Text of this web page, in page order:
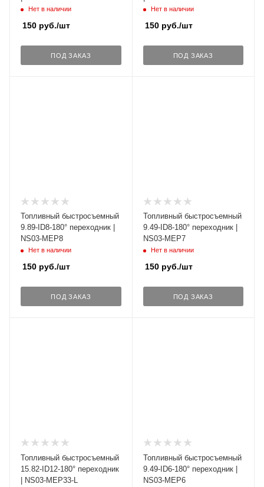
Нет в наличии
150 руб./шт
ПОД ЗАКАЗ
Нет в наличии
150руб./шт
ПОД ЗАКАЗ
Топливный быстросъемный
9.89-ID8-180° переходник |
NS03-MEP8
Нет в наличии
150 руб./шт
ПОД ЗАКАЗ
Топливный быстросъемный
9.49-ID8-180° переходник |
NS03-MEP7
Нет в наличии
150руб./шт
ПОД ЗАКАЗ
Топливный быстросъемный
15.82-ID12-180° переходник
| NS03-MEP33-L
Топливный быстросъемный
9.49-ID6-180° переходник |
NS03-MEP6